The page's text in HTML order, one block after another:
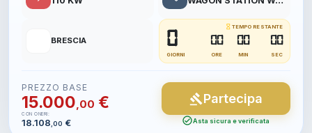
BRESCIA
hourglass_empty TEMPO RESTANTE
0 00 00 00
GIORNI ORE MIN SEC
PREZZO BASE
15.000,00 €
CON ONERI:
18.108 ,00 €
gavel Partecipa
check_circleAsta sicura e verificata